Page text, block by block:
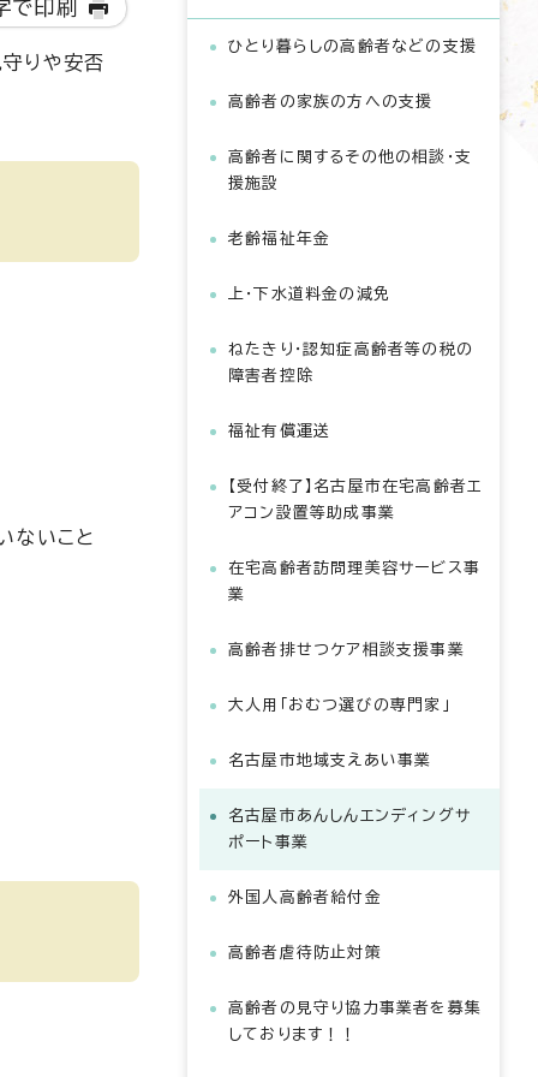
で印刷
りや安否
ないこと
ひとり暮らしの高齢者などの支援
高齢者の家族の方への支援
高齢者に関するその他の相談・支
援施設
老齢福祉年金
上・下水道料金の減免
ねたきり・認知症高齢者等の税の
障害者控除
福祉有償運送
【受付終了】名古屋市在宅高齢者エ
アコン設置等助成事業
在宅高齢者訪問理美容サービス事
業
高齢者排せつケア相談支援事業
大人用「おむつ選びの専門家」
名古屋市地域支えあい事業
名古屋市あんしんエンディングサ
ポート事業
外国人高齢者給付金
高齢者虐待防止対策
高齢者の見守り協力事業者を募集
しております！！